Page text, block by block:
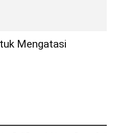
Mengatasi